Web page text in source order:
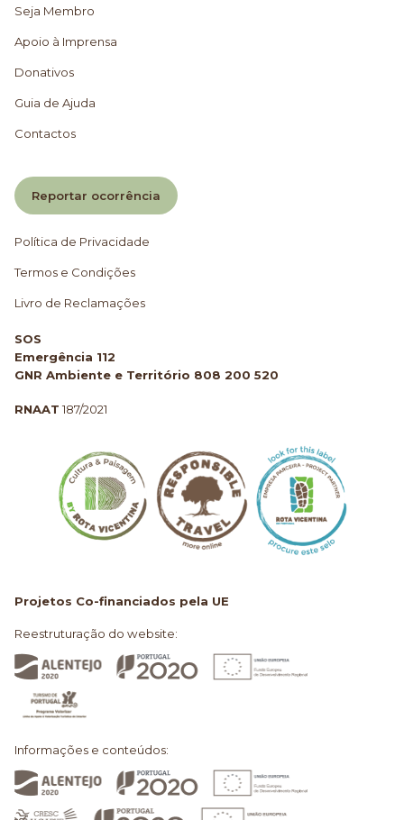
Seja Membro
Apoio à Imprensa
Donativos
Guia de Ajuda
Contactos
Reportar ocorrência
Política de Privacidade
Termos e Condições
Livro de Reclamações
SOS
Emergência 112
GNR Ambiente e Território 808 200 520
RNAAT 187/2021
Projetos Co-financiados pela UE
Reestruturação do website:
Informações e conteúdos: